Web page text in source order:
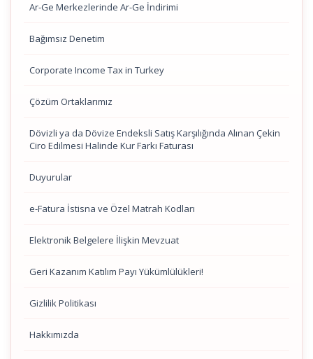
Ar-Ge Merkezlerinde Ar-Ge İndirimi
Bağımsız Denetim
Corporate Income Tax in Turkey
Çözüm Ortaklarımız
Dövizli ya da Dövize Endeksli Satış Karşılığında Alınan Çekin
Ciro Edilmesi Halinde Kur Farkı Faturası
Duyurular
e-Fatura İstisna ve Özel Matrah Kodları
Elektronik Belgelere İlişkin Mevzuat
Geri Kazanım Katılım Payı Yükümlülükleri!
Gizlilik Politikası
Hakkımızda